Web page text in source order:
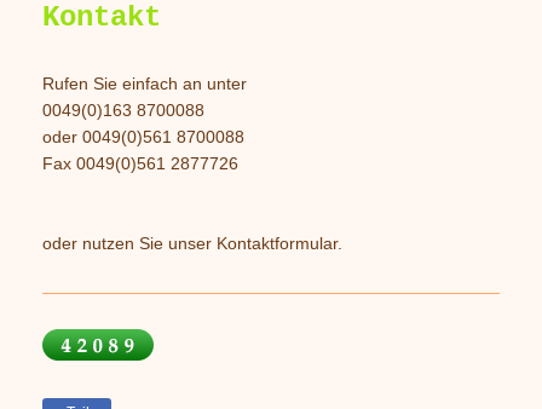
Kontakt
Rufen Sie einfach an unter
0049(0)163 8700088
oder 0049(0)561 8700088
Fax 0049(0)561 2877726
oder nutzen Sie unser Kontaktformular.